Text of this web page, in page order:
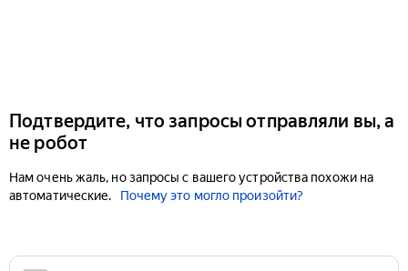
Подтвердите, что запросы отправляли вы, а
не робот
Нам очень жаль, но запросы с вашего устройства похожи на
автоматические.
Почему это могло произойти?